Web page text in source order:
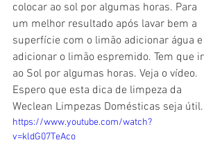
colocar ao sol por algumas horas. Para
um melhor resultado após lavar bem a
superfície com o limão adicionar água e
adicionar o limão espremido. Tem que ir
ao Sol por algumas horas. Veja o vídeo.
Espero que esta dica de limpeza da
Weclean Limpezas Domésticas seja útil.
https://www.youtube.com/watch?
v=kldG07TeAco